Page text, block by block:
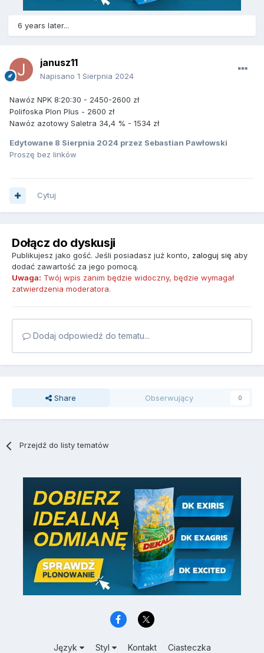
6 years later...
janusz11
Napisano 1 Sierpnia 2024
Nawóz NPK 8:20:30 - 2450-2600 zł
Polifoska Plon Plus - 2600 zł
Nawóz azotowy Saletra 34,4 % - 1534 zł
Edytowane 8 Sierpnia 2024 przez Sebastian Pawłowski
Proszę bez linków
Cytuj
Dołącz do dyskusji
Publikujesz jako gość. Jeśli posiadasz już konto, zaloguj się aby
dodać zawartość za jego pomocą.
Uwaga: Twój wpis zanim będzie widoczny, będzie wymagał
zatwierdzenia moderatora.
Dodaj odpowiedź do tematu...
Share Obserwujący 0
Przejdź do listy tematów
Język Styl Kontakt Ciasteczka